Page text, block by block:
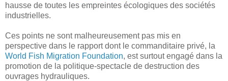
hausse de toutes les empreintes écologiques des sociétés
industrielles.
Ces points ne sont malheureusement pas mis en
perspective dans le rapport dont le commanditaire privé, la
World Fish Migration Foundation, est surtout engagé dans la
promotion de la politique-spectacle de destruction des
ouvrages hydrauliques.